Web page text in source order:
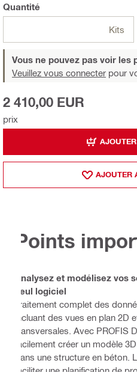
Quantité
Kits
Vous ne pouvez pas voir les
Veuillez vous connecter pour
2 410,00 EUR
prix
AJOUTER
Points
Analysez et modélisez vos
seul logiciel
Traitement complet des
incluant des vues en plan 2D
transversales. Avec PROFIS
facilement créer un modèle
dans une structure en béton.